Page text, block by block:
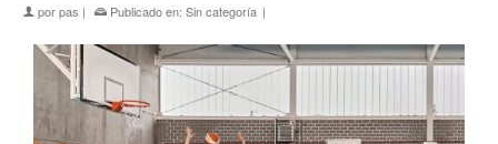
porpas | Publicado en: Sin categoría |